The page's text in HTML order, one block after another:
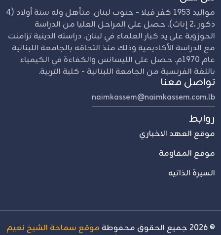
مواليد 1953 كفر فيلا - جنوب لبنان. متأهل وله ستة أولاد (4
ذكور ،2 إناث). حصل على المراحل العليا من الدراسة
الحوزوية على يد كبار العلماء في لبنان. دراسته الدينية تزامنت
مع الدراسة الأكاديمية وذلك منذ التحاقه بالجامعة اللبنانية
عام 1970م. حصل على الليسانس والكفاءة في الكيمياء
باللغة الفرنسية من الجامعة اللبنانية - كلية التربية.
تواصل معنا
naimkassem@naimkassem.com.lb
روابط
موقع العهد الاخباري
موقع المقاومة
السيرة الذاتيه
©
2026 جميع الحقوق محفوطة موقع سماحة الشيخ نعيم